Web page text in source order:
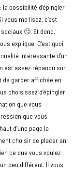
possibilité d’épingler
me lisez, c’est
🙄. Et donc,
explique. C’est quoi
intéressante d’un
est assez répandu sur
de garder affichée en
choisissez d’épingler.
que vous
que vous
d’une page la
choisir de placer en
ce que vous voulez
peu différent. Il vous